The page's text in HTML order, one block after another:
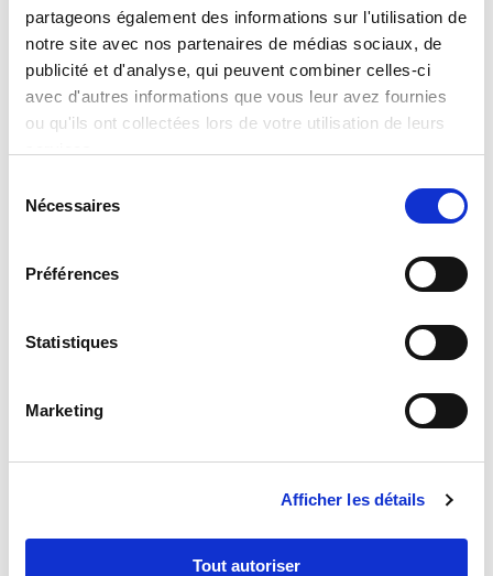
partageons également des informations sur l'utilisation de
notre site avec nos partenaires de médias sociaux, de
publicité et d'analyse, qui peuvent combiner celles-ci
avec d'autres informations que vous leur avez fournies
ou qu'ils ont collectées lors de votre utilisation de leurs
Nécessaires
Préférences
Statistiques
Marketing
Afficher les détails
Tout autoriser
BlaBlaCar, co-président de
France Digitale
Lire la suite
Réalisateurs, scénaristes et
producteurs emblématiques
Lire la suite
Icône de la musique
Navigatrice emblématique